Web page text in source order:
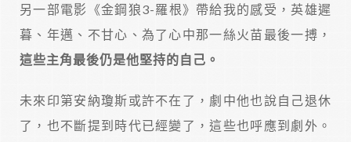
另一部電影《金鋼狼3-羅根》帶給我的感受，英雄遲
暮、年邁、不甘心、為了心中那一絲火苗最後一搏，
這些主角最後仍是他堅持的自己。
未來印第安納瓊斯或許不在了，劇中他也說自己退休
了，也不斷提到時代已經變了，這些也呼應到劇外。